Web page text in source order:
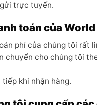
trực tuyến.
toán của
phí của chúng tôi rất
chuyển cho chúng tôi
khi nhận hàng.